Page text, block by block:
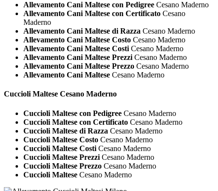
Allevamento Cani Maltese con Pedigree Cesano Maderno
Allevamento Cani Maltese con Certificato Cesano
Maderno
Allevamento Cani Maltese di Razza Cesano Maderno
Allevamento Cani Maltese Costo Cesano Maderno
Allevamento Cani Maltese Costi Cesano Maderno
Allevamento Cani Maltese Prezzi Cesano Maderno
Allevamento Cani Maltese Prezzo Cesano Maderno
Allevamento Cani Maltese Cesano Maderno
Cuccioli Maltese Cesano Maderno
Cuccioli Maltese con Pedigree Cesano Maderno
Cuccioli Maltese con Certificato Cesano Maderno
Cuccioli Maltese di Razza Cesano Maderno
Cuccioli Maltese Costo Cesano Maderno
Cuccioli Maltese Costi Cesano Maderno
Cuccioli Maltese Prezzi Cesano Maderno
Cuccioli Maltese Prezzo Cesano Maderno
Cuccioli Maltese Cesano Maderno